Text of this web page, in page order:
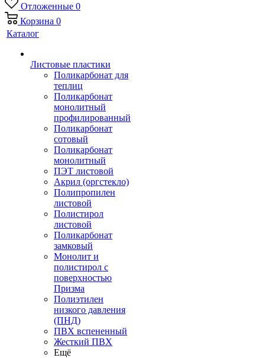
Отложенные 0
Корзина 0
Каталог
Листовые пластики
Поликарбонат для
теплиц
Поликарбонат
монолитный
профилированный
Поликарбонат
сотовый
Поликарбонат
монолитный
ПЭТ листовой
Акрил (оргстекло)
Полипропилен
листовой
Полистирол
листовой
Поликарбонат
замковый
Монолит и
полистирол с
поверхностью
Призма
Полиэтилен
низкого давления
(ПНД)
ПВХ вспененный
Жесткий ПВХ
Ещё